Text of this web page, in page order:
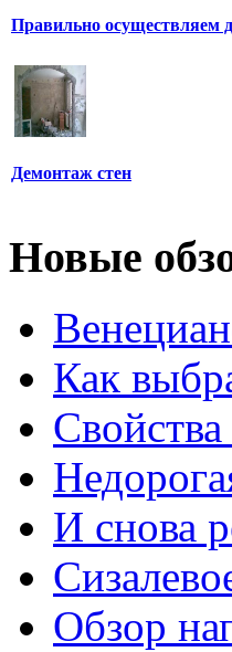
Правильно осуществляем
Демонтаж стен
Новые
Как
И снова
Обзор